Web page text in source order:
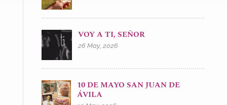
VOY A TI, SEÑOR
26 May, 2026
10 DE MAYO SAN JUAN DE
ÁVILA